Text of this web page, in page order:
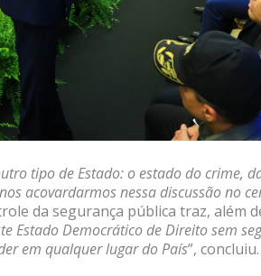
tipo de Estado: o estado do crime,
acovardarmos nessa discussão no
da segurança pública traz, além
Estado Democrático de Direito sem
em qualquer lugar do País”, concluiu.